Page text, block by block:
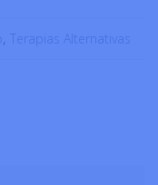
, Terapias Alternativas